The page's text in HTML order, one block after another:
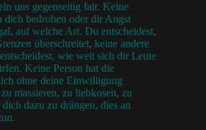
uns gegenseitig fair. Keine
dich bedrohen oder dir Angst
auf welche Art. Du entscheidest,
überschreitet, keine andere
wie weit sich dir Leute
Keine Person hat die
ohne deine Einwilligung
massieren, zu liebkosen, zu
dich dazu zu drängen, dies an